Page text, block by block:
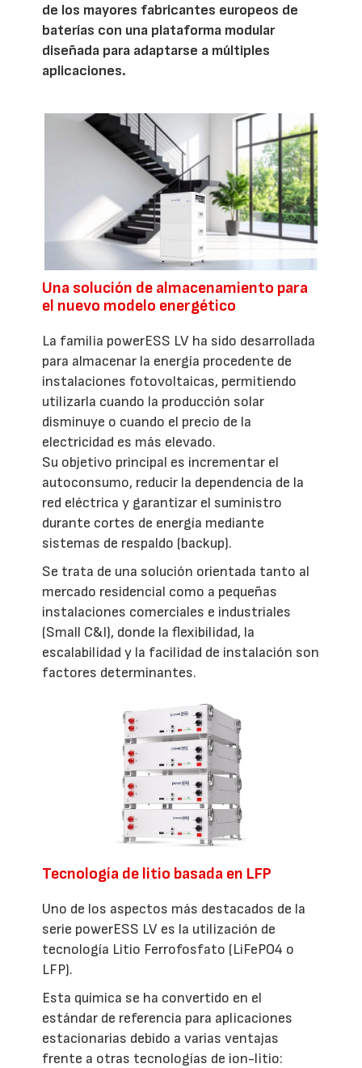
de los mayores fabricantes europeos de
baterías con una plataforma modular
diseñada para adaptarse a múltiples
aplicaciones.
Una solución de almacenamiento para
el nuevo modelo energético
La familia powerESS LV ha sido desarrollada
para almacenar la energía procedente de
instalaciones fotovoltaicas, permitiendo
utilizarla cuando la producción solar
disminuye o cuando el precio de la
electricidad es más elevado.
Su objetivo principal es incrementar el
autoconsumo, reducir la dependencia de la
red eléctrica y garantizar el suministro
durante cortes de energía mediante
sistemas de respaldo (backup).
Se trata de una solución orientada tanto al
mercado residencial como a pequeñas
instalaciones comerciales e industriales
(Small C&I), donde la flexibilidad, la
escalabilidad y la facilidad de instalación son
factores determinantes.
Tecnología de litio basada en LFP
Uno de los aspectos más destacados de la
serie powerESS LV es la utilización de
tecnología Litio Ferrofosfato (LiFePO4 o
LFP).
Esta química se ha convertido en el
estándar de referencia para aplicaciones
estacionarias debido a varias ventajas
frente a otras tecnologías de ion-litio: